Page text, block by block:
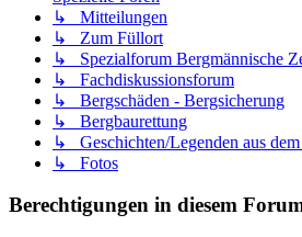
↳ Mitteilungen
↳ Zum Füllort
↳ Spezialforum Bergmännische
↳ Fachdiskussionsforum
↳ Bergschäden - Bergsicherung
↳ Bergbaurettung
↳ Geschichten/Legenden aus dem
↳ Fotos
Berechtigungen in diesem